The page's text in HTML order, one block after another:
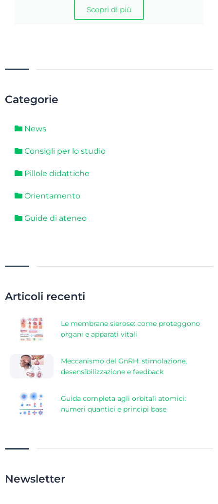
Scopri di più
Categorie
News
Consigli per lo studio
Pillole didattiche
Orientamento
Guide di ateneo
Articoli recenti
Le membrane sierose: come proteggono
organi e apparati vitali
Meccanismo del GnRH: stimolazione,
desensibilizzazione e feedback
Guida completa agli orbitali atomici:
numeri quantici e principi base
Newsletter